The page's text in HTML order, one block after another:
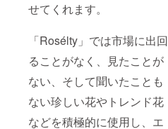
せてくれます。
「Rosélty」では市場に出回
ることがなく、見たことが
ない、そして聞いたことも
ない珍しい花やトレンド花
などを積極的に使用し、エ